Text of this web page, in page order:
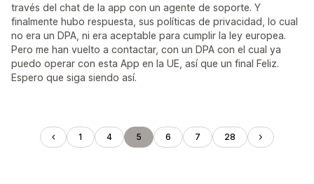
través del chat de la app con un agente de soporte. Y
finalmente hubo respuesta, sus políticas de privacidad, lo cual
no era un DPA, ni era aceptable para cumplir la ley europea.
Pero me han vuelto a contactar, con un DPA con el cual ya
puedo operar con esta App en la UE, así que un final Feliz.
Espero que siga siendo así.
1 4 5 6 7 28